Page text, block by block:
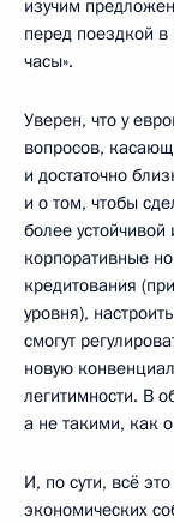
изучим
перед поездкой в
часы».
Уверен, что у
вопросов,
и достаточно
и о том, чтобы
более
корпоративные
кредитования
уровня),
смогут
новую
легитимности. В
а не такими, как
И, по сути, всё
экономических